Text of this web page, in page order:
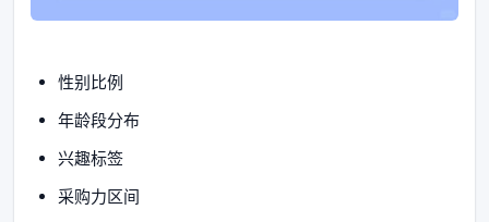
性别比例
年龄段分布
兴趣标签
采购力区间